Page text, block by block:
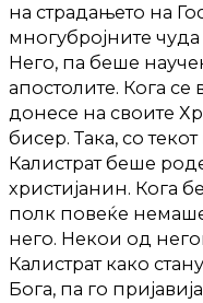
на страдањето на
многубројните
Него, па беше
апостолите. Кога
донесе на своите
бисер. Така, со
Калистрат беше
христијанин. Кога
полк повеќе
него. Некои од
Калистрат како
Бога, па го